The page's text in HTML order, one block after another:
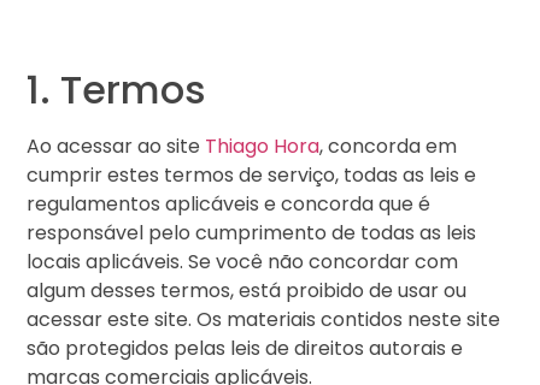
1. Termos
Ao acessar ao site Thiago Hora, concorda em
cumprir estes termos de serviço, todas as leis e
regulamentos aplicáveis ​​e concorda que é
responsável pelo cumprimento de todas as leis
locais aplicáveis. Se você não concordar com
algum desses termos, está proibido de usar ou
acessar este site. Os materiais contidos neste site
são protegidos pelas leis de direitos autorais e
marcas comerciais aplicáveis.